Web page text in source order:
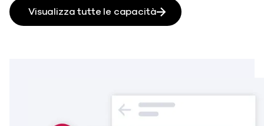
Visualizza tutte le capacità